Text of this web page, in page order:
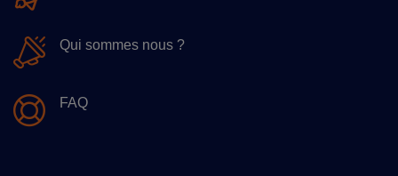
Qui sommes nous ?
FAQ